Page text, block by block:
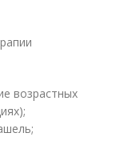
возрастных